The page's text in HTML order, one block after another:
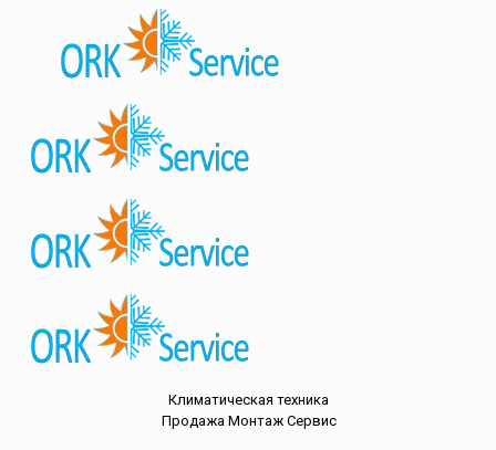
Климатическая техника
Продажа Монтаж Сервис